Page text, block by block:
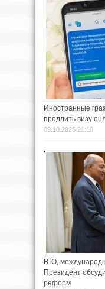
Иностранные
продлить визу
09.10.2025 21:10
ВТО,
Президент
реформ